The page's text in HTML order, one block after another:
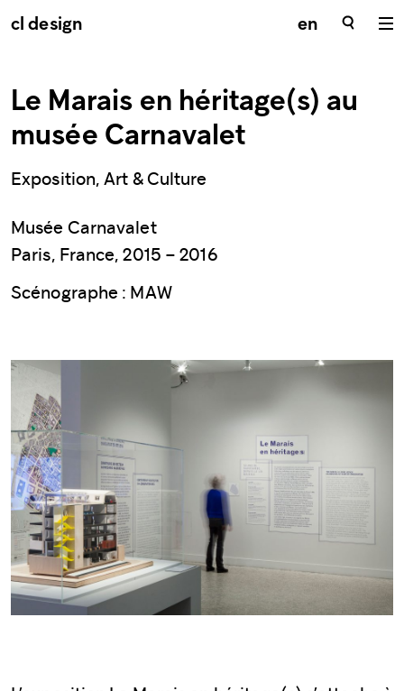
cl design en
Le Marais en héritage(s) au
musée Carnavalet
Exposition, Art & Culture
Musée Carnavalet
Paris, France, 2015 – 2016
Scénographe : MAW